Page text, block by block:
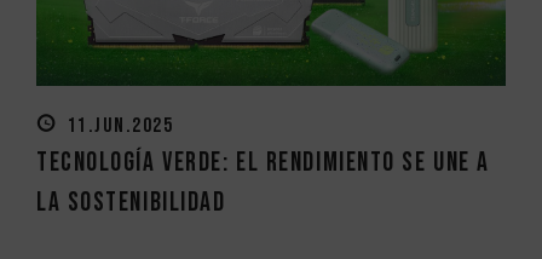
11.JUN.2025
Tecnología verde: El rendimiento se une a
la sostenibilidad